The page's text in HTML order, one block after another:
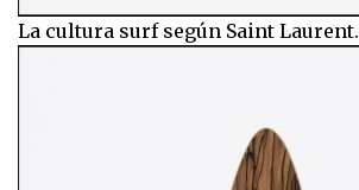
La cultura surf según Saint Laurent.